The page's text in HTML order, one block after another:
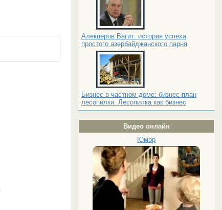
Алекперов Вагит: история успеха
простого азербайджанского парня
Бизнес в частном доме: бизнес-план
лесопилки. Лесопилка как бизнес
Видео онлайн
Юмор